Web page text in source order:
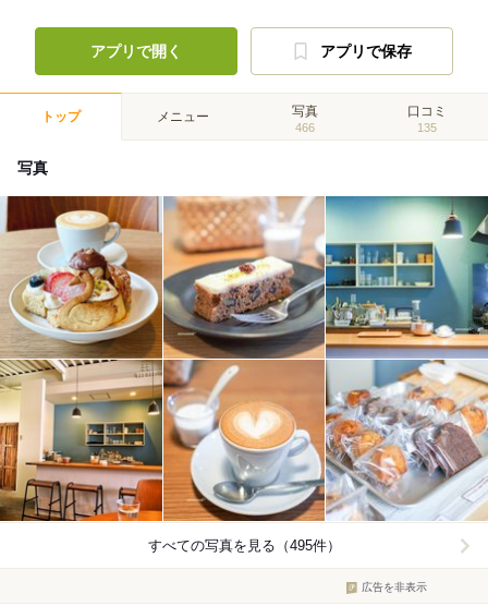
アプリで開く アプリで保存
トップ メニュー 写真
466
口コミ
135
写真
すべての写真を見る（495件）
広告を非表示